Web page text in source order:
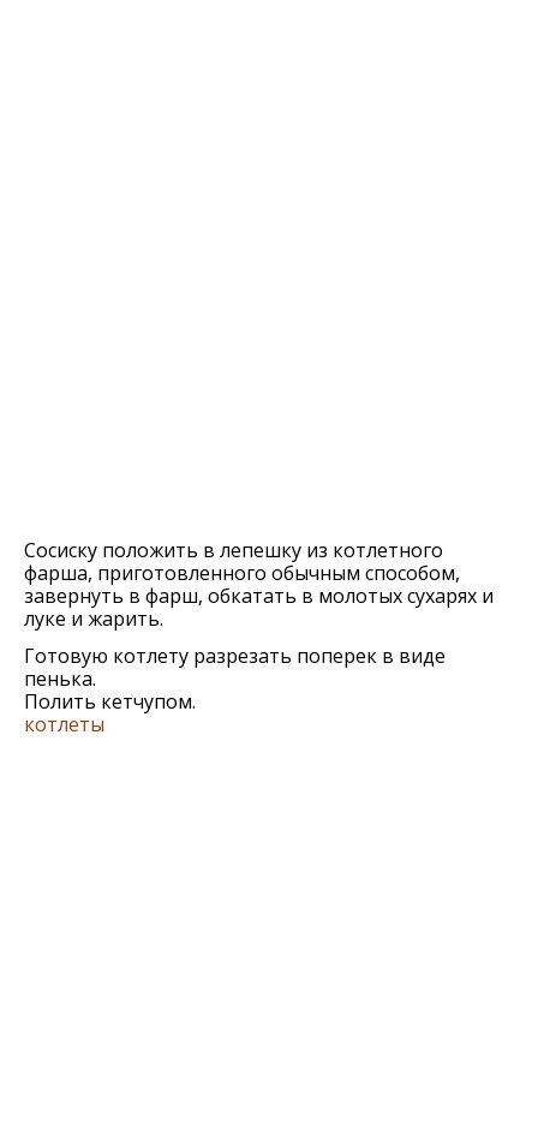
Сосиску положить в лепешку из котлетного
фарша, приготовленного обычным способом,
завернуть в фарш, обкатать в молотых сухарях и
луке и жарить.
Готовую котлету разрезать поперек в виде
пенька.
Полить кетчупом.
котлеты